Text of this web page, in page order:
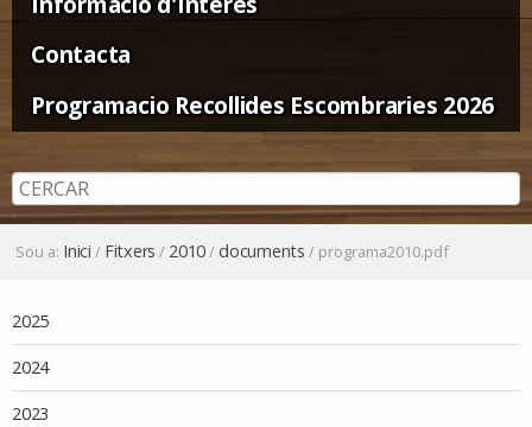
Contacta
Programacio Recollides Escombraries 2026
Sou a: Inici / Fitxers / 2010/ documents / programa2010.pdf
2025
2024
2023